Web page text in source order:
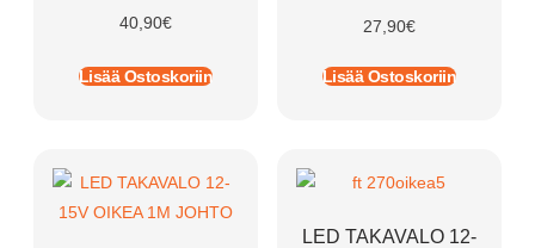
40,90€
Lisää Ostoskoriin
27,90€
Lisää Ostoskoriin
LED TAKAVALO 12-